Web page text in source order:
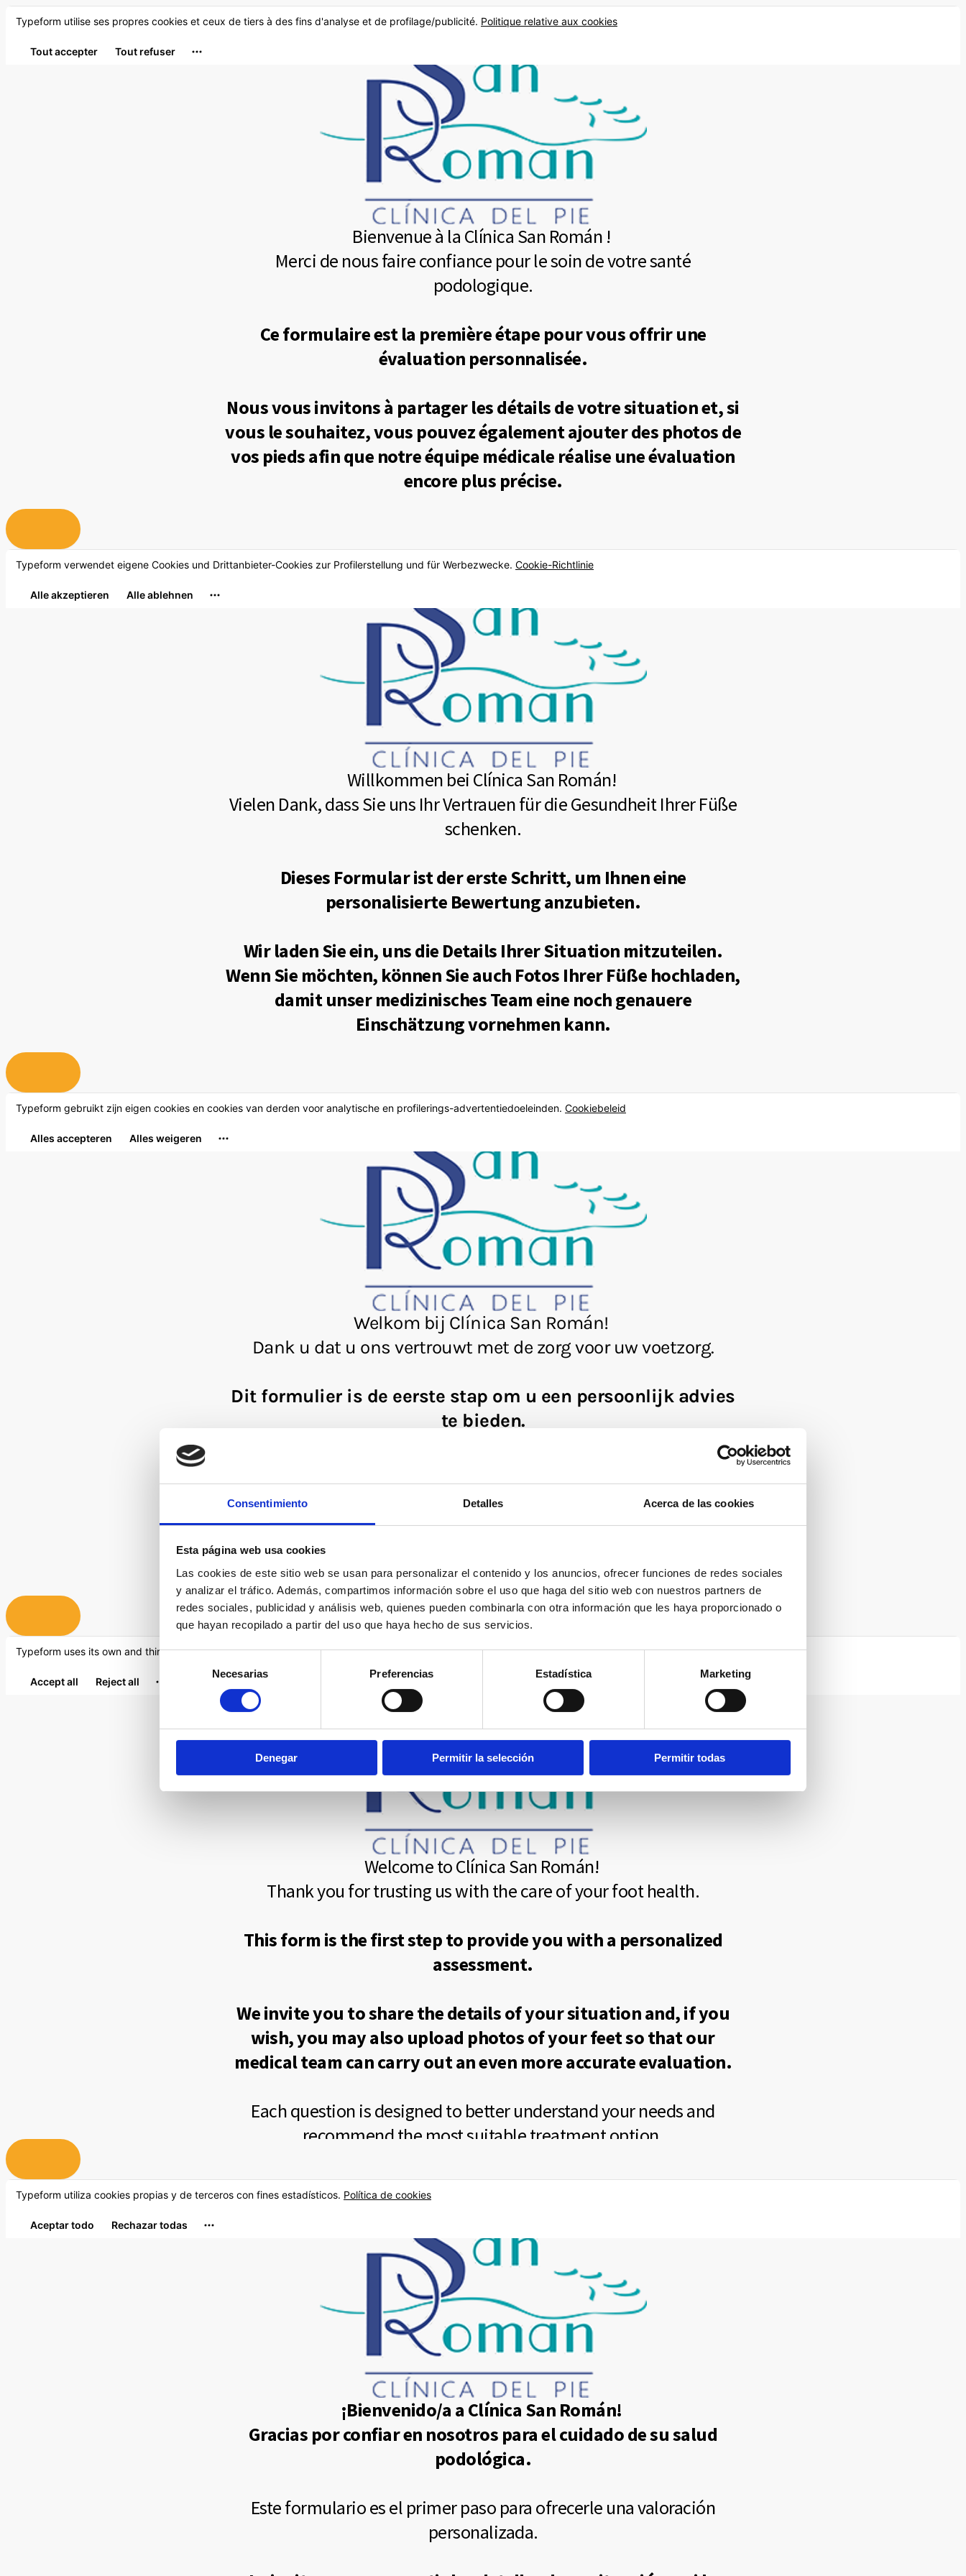
Consentimiento Detalles Acerca de las cookies
Esta página web usa cookies
Las cookies de este sitio web se usan para personalizar el contenido y los anuncios, ofrecer funciones de redes sociales
y analizar el tráfico. Además, compartimos información sobre el uso que haga del sitio web con nuestros partners de
redes sociales, publicidad y análisis web, quienes pueden combinarla con otra información que les haya proporcionado o
que hayan recopilado a partir del uso que haya hecho de sus servicios.
consentimiento
Necesarias Preferencias Estadística Marketing
Denegar Permitir la selección Permitir todas